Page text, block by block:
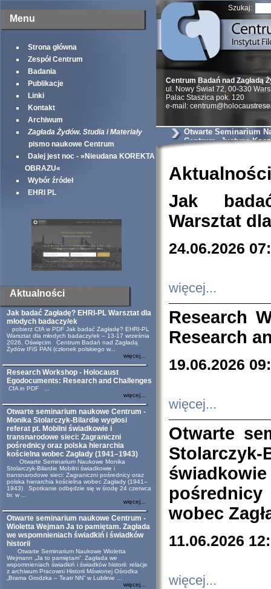
Menu
Strona główna
Zespół Centrum
Badania
Publikacje
Linki
Kontakt
Archiwum
Zagłada Żydów. Studia i Materiały
pismo naukowe Centrum
Dalej jest noc - »Nieudana KOREKTA
OBRAZU«
Wybór źródeł
EHRI PL
Aktualności
Jak badać Zagładę? EHRI-PL Warsztat dla
młodych badaczy/ek
pobierz CfA w PDF Jak badać Zagładę? EHRI-PL
Warsztat dla młodych badaczy/ek – 13-17 września
2026, Oświęcim Centrum Badań nad Zagładą
Żydów IFiS PAN (członek polskiego w...
więcej...
Research Workshop - Holocaust
Egodocuments: Research and Challenges
CfA in PDF ...
więcej...
Otwarte seminarium naukowe Centrum -
Monika Stolarczyk-Bilardie wygłosi
referat pt. Mobilni świadkowie i
transnarodowe sieci: Zagraniczni
pośrednicy oraz polska hierarchia
kościelna wobec Zagłady (1941–1943)
Otwarte Seminarium Naukowe Monika
Stolarczyk-Bilardie Mobilni świadkowie i
transnarodowe sieci: Zagraniczni pośrednicy oraz
polska hierarchia kościelna wobec Zagłady (1941–
1943) Spotkanie odbędzie się w środę 24 czerwca
br. w ...
więcej...
Otwarte seminarium naukowe Centrum -
Wioletta Wejman Ja to pamiętam. Zagłada
we wspomnieniach świadkiń i świadków
historii
Otwarte Seminarium Naukowe Wioletta
Wejmann „Ja to pamiętam”. Zagłada we
wspomnieniach świadkiń i świadków historii: relacje
z archiwum Pracowni Historii Mówionej Ośrodka
„Brama Grodzka – Teatr NN” w Lublinie ...
więcej...
Szukaj:
Centrum Badań nad Zagładą
ul. Nowy Świat 72, 00-330
Palac Staszica pok. 120
e-mail:
Otwarte Seminarium
Centrum. Justyna
dyskurs o Zagładzie.
Aktualności
Jak
Warsztat
24.06.2026
więcej...
Research
Research
19.06.2026
więcej...
Otwarte
wobec
11.06.2026
więcej...